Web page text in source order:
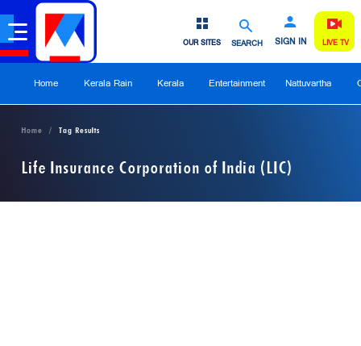
SEARCH SIGN IN
OUR SITES LIVE TV
Home Kerala Rain Kerala Entertainment Nattuvartha
Home Tag Results
Life Insurance Corporation of India (LIC)